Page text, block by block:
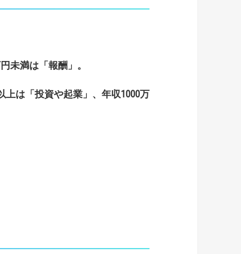
未満は「報酬」。
上は「投資や起業」、年収1000万